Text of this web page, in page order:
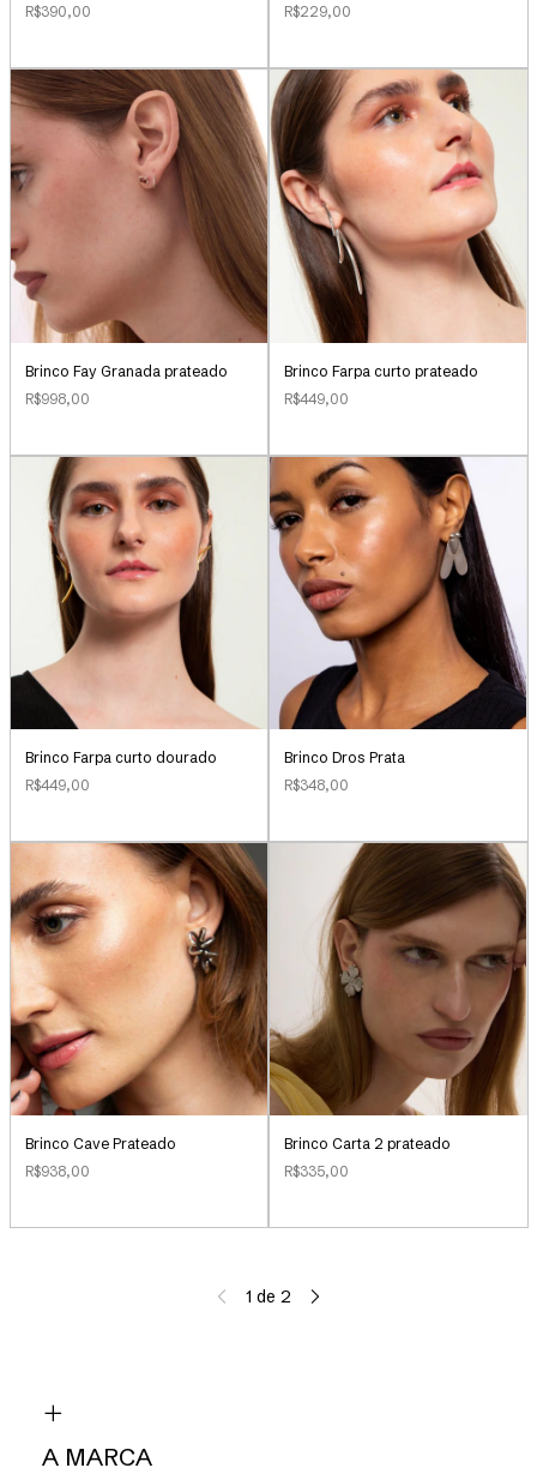
R$390,00
R$229,00
Brinco Fay Granada prateado
R$998,00
Brinco Farpa curto prateado
R$449,00
Brinco Farpa curto dourado
R$449,00
Brinco Dros Prata
R$348,00
Brinco Cave Prateado
R$938,00
Brinco Carta 2 prateado
R$335,00
1 de 2
A MARCA